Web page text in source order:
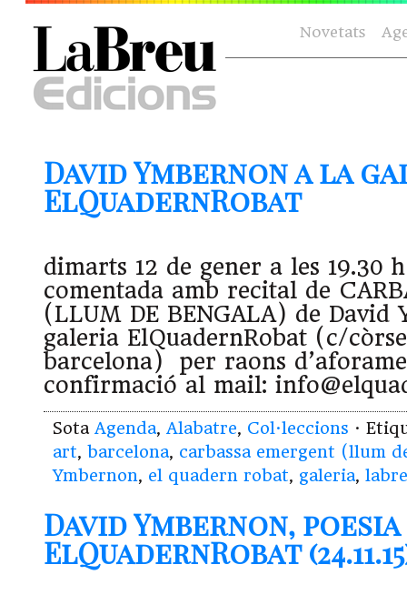
Novetats
David Ymbernon a la
ElQuadernRobat
dimarts 12 de gener a les 19.30
comentada amb recital de
(LLUM DE BENGALA) de
galeria ElQuadernRobat (c/
barcelona) per raons
confirmació al mail:
Sota Agenda, Alabatre, Col·leccions ·
art, barcelona, carbassa emergent (llum
Ymbernon, el quadern robat, galeria,
David Ymbernon,
ElQuadernRobat